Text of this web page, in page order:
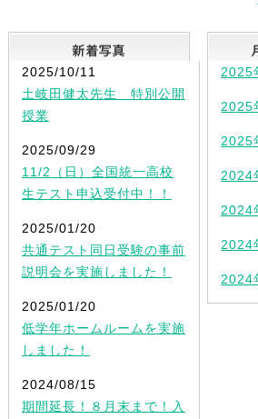
新着写真
2025/10/11
土岐田健太先生 特別公開
授業
2025/09/29
11/2（日）全国統一高校
生テスト申込受付中！！
2025/01/20
共通テスト同日受験の事前
説明会を実施しました！
2025/01/20
低学年ホームルームを実施
しました！
2024/08/15
期間延長！８月末まで！入
2025
2025
2025
2024
2024
2024
2024